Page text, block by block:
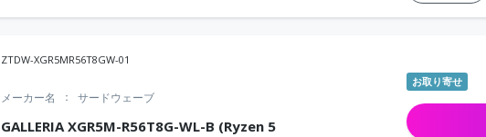
ZTDW-XGR5MR56T8GW-01
GALLERIA XGR5M-R56T8G-WL-B (Ryzen 5
メーカー名 サードウェーブ
お取り寄せ